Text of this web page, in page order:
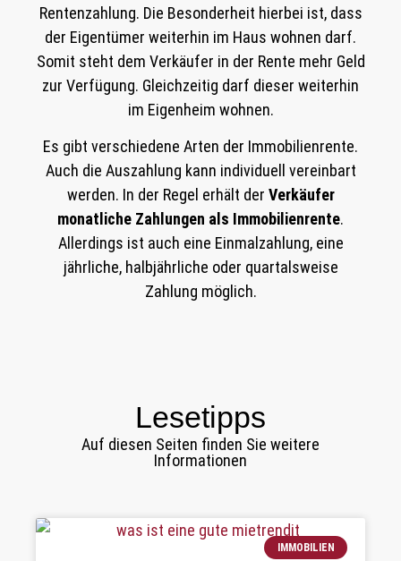
Rentenzahlung. Die Besonderheit hierbei ist, dass
der Eigentümer weiterhin im Haus wohnen darf.
Somit steht dem Verkäufer in der Rente mehr Geld
zur Verfügung. Gleichzeitig darf dieser weiterhin
im Eigenheim wohnen.
Es gibt verschiedene Arten der Immobilienrente.
Auch die Auszahlung kann individuell vereinbart
werden. In der Regel erhält der Verkäufer
monatliche Zahlungen als Immobilienrente.
Allerdings ist auch eine Einmalzahlung, eine
jährliche, halbjährliche oder quartalsweise
Zahlung möglich.
Lesetipps
Auf diesen Seiten finden Sie weitere
Informationen
IMMOBILIEN